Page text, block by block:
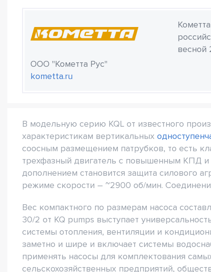
ООО "Кометта Рус"
kometta.ru
весной
В модельную серию KQL от известного
характеристикам вертикальных
соосным размещением патрубков, то есть
трехфазный двигатель с повышенным КПД
дополнением становится защита силового
режиме скорости – ~2900 об/мин.
Вес компактного по размерам насоса
30/2 от KQ pumps выступает
системы отопления, вентиляции и
заметно и шире и включает системы
применять насосы для комплектования
сельскохозяйственных предприятий,